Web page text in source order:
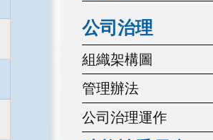
公司治理
組織架構圖
管理辦法
公司治理運作